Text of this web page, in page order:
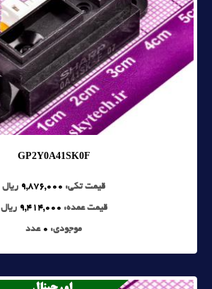
GP2Y0A41SK0F
قیمت تکی: 9,876,000 ریال
قیمت عمده: 9,414,000 ریال
موجودی: 0 عدد